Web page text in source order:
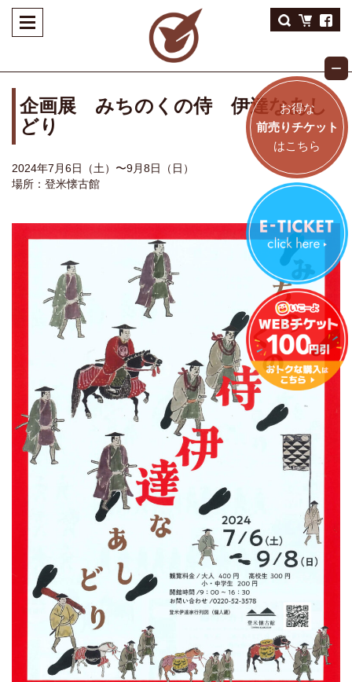
企画展 みちのくの侍 伊達なあし
どり
2024年7月6日（土）〜9月8日（日）
場所：登米懐古館
お得な
前売りチケット
はこちら